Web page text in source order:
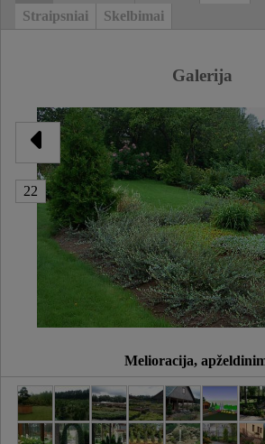
Straipsniai
Skelbimai
Galerija
22
Melioracija,